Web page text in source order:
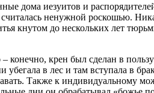
дома иезуитов и
ненужной роскошью.
кнутом до нескольких лет
конечно, крен был сделан в
убегала в лес и там вступала
Также к индивидуальному